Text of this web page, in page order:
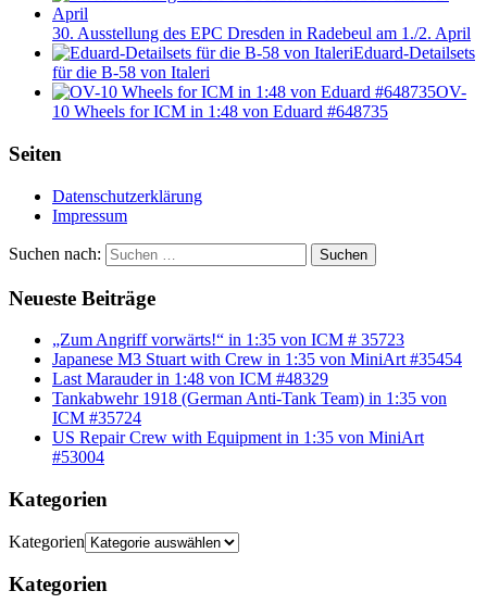
30. Ausstellung des EPC Dresden in Radebeul am 1./2. April
Eduard-Detailsets
für die B-58 von Italeri
OV-
10 Wheels for ICM in 1:48 von Eduard #648735
Seiten
Datenschutzerklärung
Impressum
Suchen nach: Suchen
Neueste Beiträge
„Zum Angriff vorwärts!“ in 1:35 von ICM # 35723
Japanese M3 Stuart with Crew in 1:35 von MiniArt #35454
Last Marauder in 1:48 von ICM #48329
Tankabwehr 1918 (German Anti-Tank Team) in 1:35 von
ICM #35724
US Repair Crew with Equipment in 1:35 von MiniArt
#53004
Kategorien
Kategorien
Kategorien